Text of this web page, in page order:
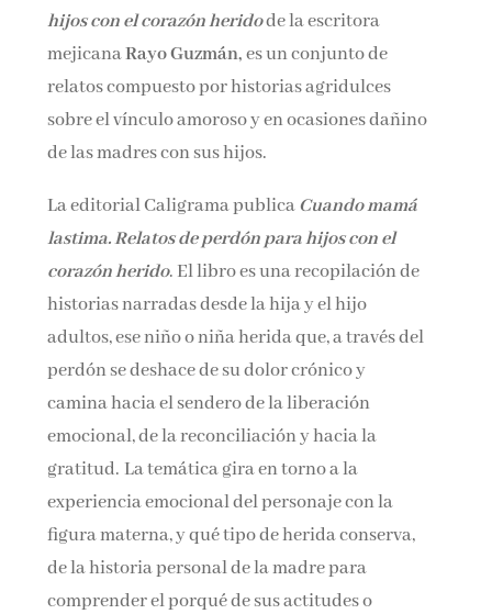
hijos con el corazón heridode la escritora
mejicanaRayo Guzmán,es un conjunto de
relatos compuesto por historias agridulces
sobre el vínculo amoroso y en ocasiones dañino
de las madres con sus hijos.
La editorial Caligrama publicaCuando mamá
lastima. Relatos de perdón para hijos con el
corazón herido. El libro es una recopilación de
historias narradas desde la hija y el hijo
adultos, ese niño o niña herida que, a través del
perdón se deshace de su dolor crónico y
camina hacia el sendero de la liberación
emocional, de la reconciliación y hacia la
gratitud. La temática gira en torno a la
experiencia emocional del personaje con la
figura materna, y qué tipo de herida conserva,
de la historia personal de la madre para
comprender el porqué de sus actitudes o
Nombre*
de privacidad